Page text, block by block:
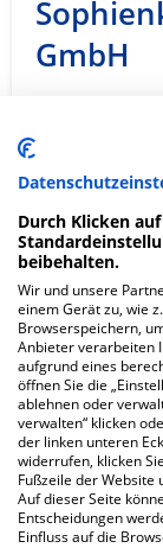
GmbH
Kinder-
AUF
Janusz-
30173 Hannover
Durch Klicken
beibehalten.
Wir und unsere
einem Gerät zu, wie
Browserspeichern,
Anbieter verarbeiten
aufgrund eines
öffnen Sie die
ablehnen oder
verwalten“ klicken
der linken unteren
widerrufen, klicken
Fußzeile der Website
Auf dieser Seite
Entscheidungen
Einfluss auf die